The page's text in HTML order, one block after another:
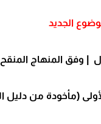
الجديد
| وفق المنهاج